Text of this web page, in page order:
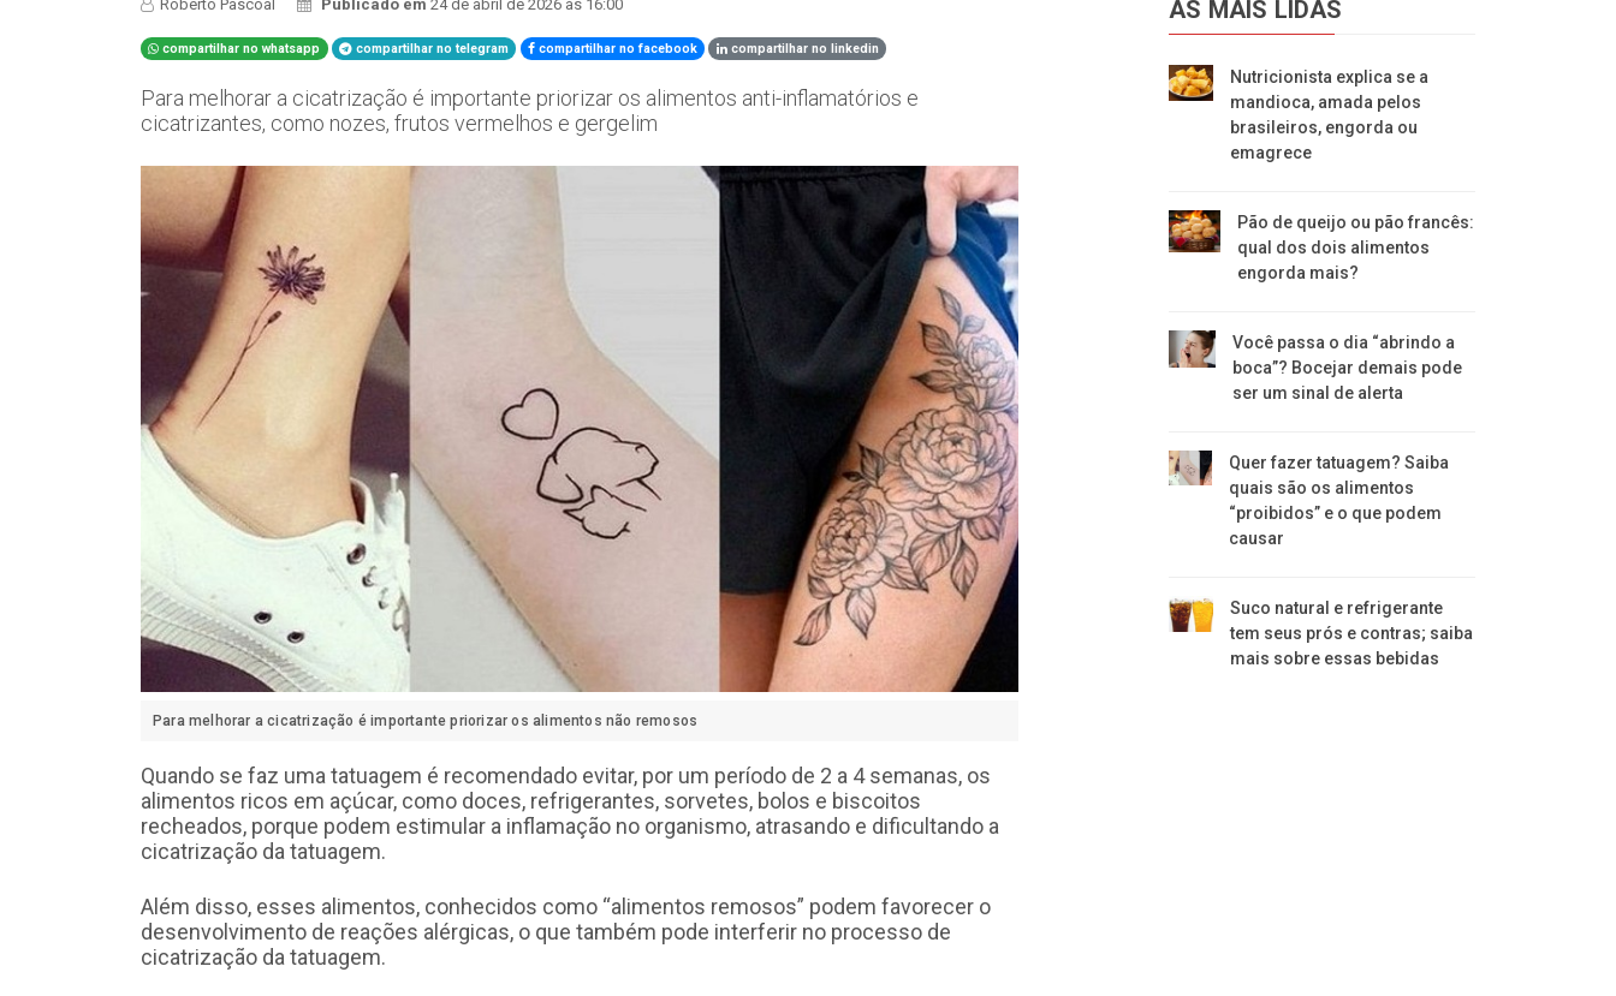
Roberto Pascoal Publicado em24 de abril de 2026 às 16:00
compartilhar no whatsapp compartilhar no telegram compartilhar no facebook compartilhar no linkedin
Para melhorar a cicatrização é importante priorizar os alimentos anti-inflamatórios e
cicatrizantes, como nozes, frutos vermelhos e gergelim
Para melhorar a cicatrização é importante priorizar os alimentos não remosos
Quando se faz uma tatuagem é recomendado evitar, por um período de 2 a 4 semanas, os
alimentos ricos em açúcar, como doces, refrigerantes, sorvetes, bolos e biscoitos
recheados, porque podem estimular a inflamação no organismo, atrasando e dificultando a
cicatrização da tatuagem.
Além disso, esses alimentos, conhecidos como “alimentos remosos” podem favorecer o
desenvolvimento de reações alérgicas, o que também pode interferir no processo de
cicatrização da tatuagem.
AS MAIS LIDAS
Nutricionista explica se a
mandioca, amada pelos
brasileiros, engorda ou
emagrece
Pão de queijo ou pão francês:
qual dos dois alimentos
engorda mais?
Você passa o dia “abrindo a
boca”? Bocejar demais pode
ser um sinal de alerta
Quer fazer tatuagem? Saiba
quais são os alimentos
“proibidos” e o que podem
causar
Suco natural e refrigerante
tem seus prós e contras; saiba
mais sobre essas bebidas